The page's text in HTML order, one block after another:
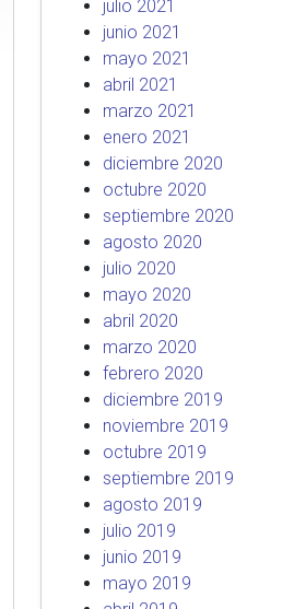
julio 2021
junio 2021
mayo 2021
abril 2021
marzo 2021
enero 2021
diciembre 2020
octubre 2020
septiembre 2020
agosto 2020
julio 2020
mayo 2020
abril 2020
marzo 2020
febrero 2020
diciembre 2019
noviembre 2019
octubre 2019
septiembre 2019
agosto 2019
julio 2019
junio 2019
mayo 2019